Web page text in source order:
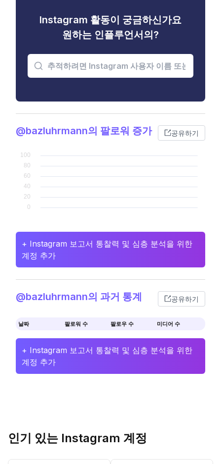
Instagram 활동이 궁금하신가요
원하는 인플루언서의?
@bazluhrmann의 팔로워 증가 공유하기
+ Instagram 보고서 통찰력 및 심층 분석을 위한
계정 추가
@bazluhrmann의 과거 통계 공유하기
날짜 팔로워 수 팔로우 수 미디어 수
+ Instagram 보고서 통찰력 및 심층 분석을 위한
계정 추가
인기 있는 Instagram 계정